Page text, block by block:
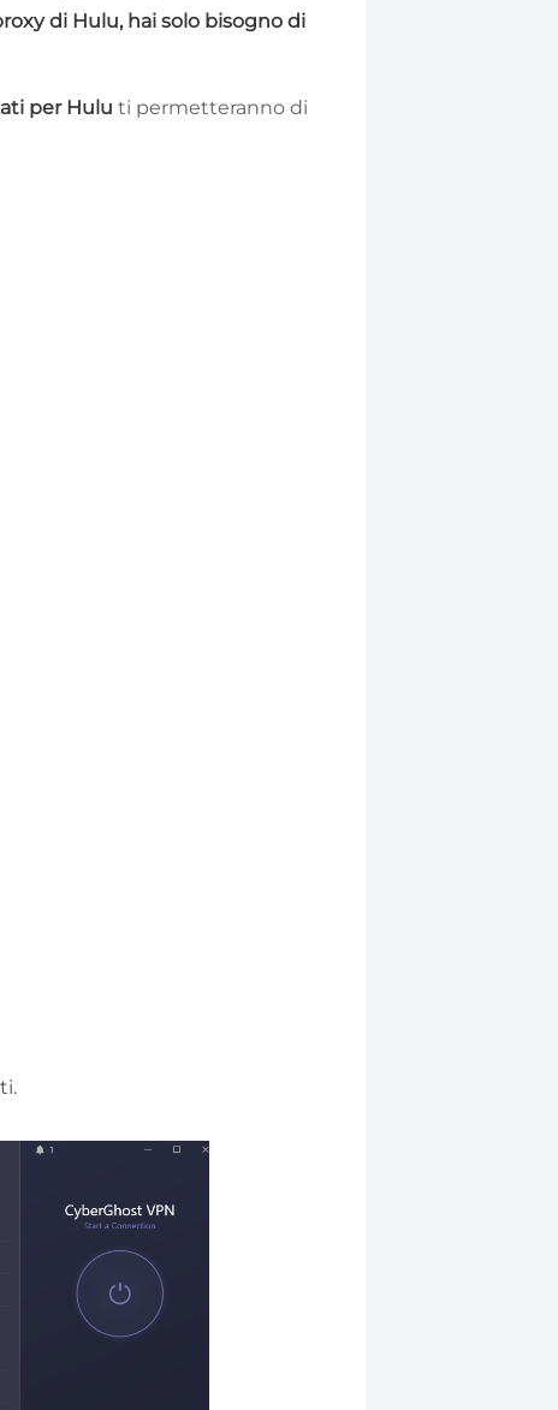
di Hulu, hai solo bisogno di
per Hulu ti permetteranno di